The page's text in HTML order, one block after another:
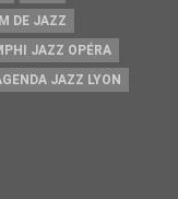
DE JAZZ
JAZZ OPÉRA
JAZZ LYON